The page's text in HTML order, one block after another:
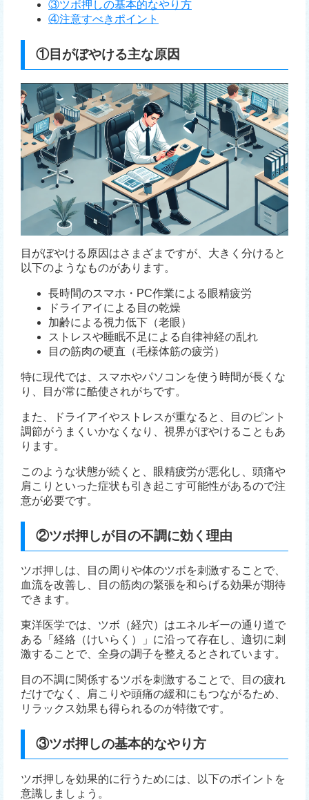
③ツボ押しの基本的なやり方
④注意すべきポイント
①目がぼやける主な原因
目がぼやける原因はさまざまですが、大きく分けると
以下のようなものがあります。
長時間のスマホ・PC作業による眼精疲労
ドライアイによる目の乾燥
加齢による視力低下（老眼）
ストレスや睡眠不足による自律神経の乱れ
目の筋肉の硬直（毛様体筋の疲労）
特に現代では、スマホやパソコンを使う時間が長くな
り、目が常に酷使されがちです。
また、ドライアイやストレスが重なると、目のピント
調節がうまくいかなくなり、視界がぼやけることもあ
ります。
このような状態が続くと、眼精疲労が悪化し、頭痛や
肩こりといった症状も引き起こす可能性があるので注
意が必要です。
②ツボ押しが目の不調に効く理由
ツボ押しは、目の周りや体のツボを刺激することで、
血流を改善し、目の筋肉の緊張を和らげる効果が期待
できます。
東洋医学では、ツボ（経穴）はエネルギーの通り道で
ある「経絡（けいらく）」に沿って存在し、適切に刺
激することで、全身の調子を整えるとされています。
目の不調に関係するツボを刺激することで、目の疲れ
だけでなく、肩こりや頭痛の緩和にもつながるため、
リラックス効果も得られるのが特徴です。
③ツボ押しの基本的なやり方
ツボ押しを効果的に行うためには、以下のポイントを
意識しましょう。